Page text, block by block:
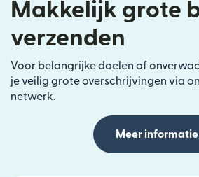
Makkelijk grote
verzenden
Voor belangrijke doelen of
je veilig grote overschrijvingen via
netwerk.
Meer informatie